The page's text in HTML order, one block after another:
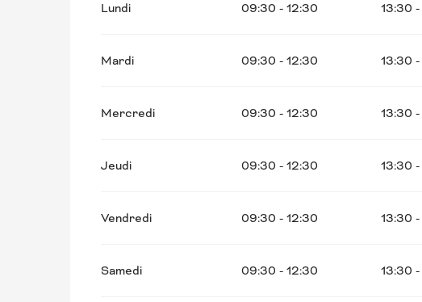
Du2 novembre 2026 au19 décembre 2026
Lundi 09:30 - 12:30 13:30
Mardi 09:30 - 12:30 13:30
Mercredi 09:30 - 12:30 13:30
Jeudi 09:30 - 12:30 13:30
Vendredi 09:30 - 12:30 13:30
Samedi 09:30 - 12:30 13:30